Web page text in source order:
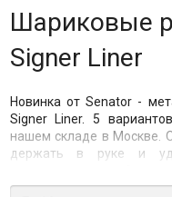
Шариковые
Signer Liner
Новинка от Senator -
Signer Liner. 5
нашем складе в Москве.
держать в руке и
персонализации.
металлическую